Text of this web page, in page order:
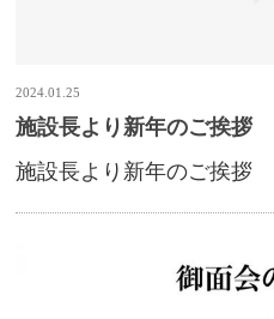
2024.01.25
施設長より新年のご挨拶
施設長より新年のご挨拶